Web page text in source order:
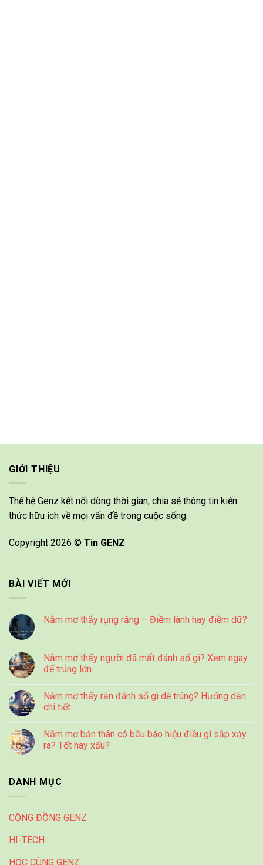
GIỚI THIỆU
Thế hệ Genz kết nối dòng thời gian, chia sẻ thông tin kiến
thức hữu ích về mọi vấn đề trong cuộc sống.
Copyright 2026 © Tin GENZ
BÀI VIẾT MỚI
Nằm mơ thấy rụng răng – Điềm lành hay điềm dữ?
Nằm mơ thấy người đã mất đánh số gì? Xem ngay
để trúng lớn
Nằm mơ thấy rắn đánh số gì dễ trúng? Hướng dẫn
chi tiết
Nằm mơ bản thân có bầu báo hiệu điều gì sắp xảy
ra? Tốt hay xấu?
DANH MỤC
CỘNG ĐỒNG GENZ
HI-TECH
HỌC CÙNG GENZ